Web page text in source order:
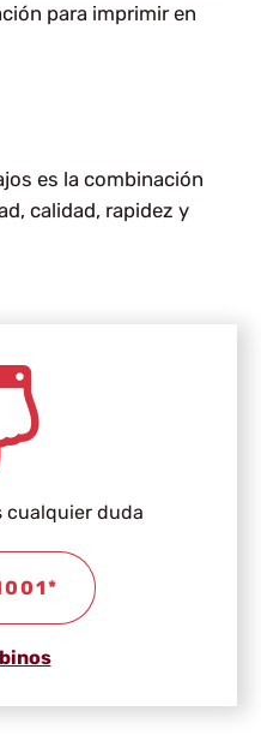
para imprimir en
es la combinación
calidad, rapidez y
cualquier duda